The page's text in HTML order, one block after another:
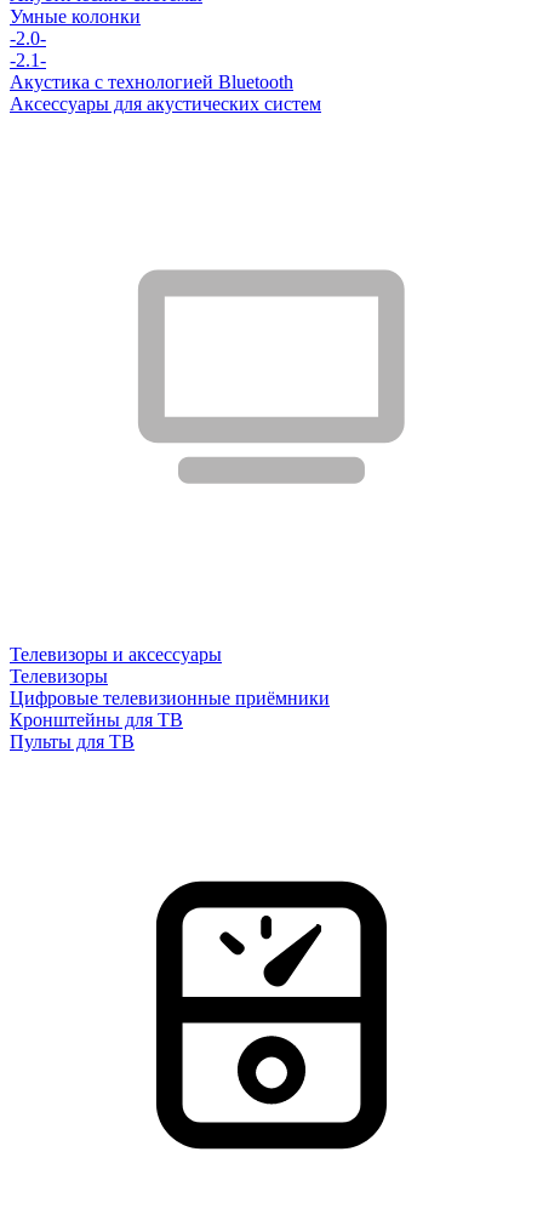
Умные колонки
-2.0-
-2.1-
Акустика с технологией Bluetooth
Аксессуары для акустических систем
Телевизоры и аксессуары
Телевизоры
Цифровые телевизионные приёмники
Кронштейны для ТВ
Пульты для ТВ